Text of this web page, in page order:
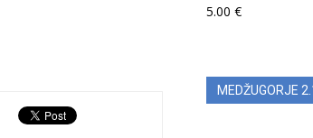
5.00 €
MEDŽUGORJE